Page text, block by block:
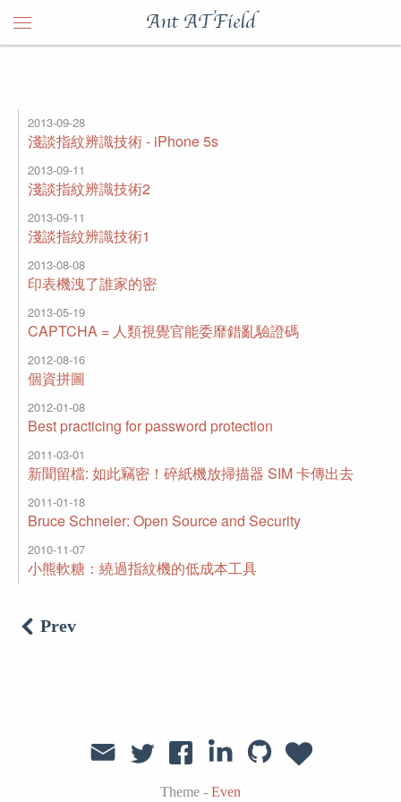
Ant ATField
2013-09-28
淺談指紋辨識技術 - iPhone 5s
2013-09-11
淺談指紋辨識技術2
2013-09-11
淺談指紋辨識技術1
2013-08-08
印表機洩了誰家的密
2013-05-19
CAPTCHA = 人類視覺官能委靡錯亂驗證碼
2012-08-16
個資拼圖
2012-01-08
Best practicing for password protection
2011-03-01
新聞留檔: 如此竊密！碎紙機放掃描器 SIM 卡傳出去
2011-01-18
Bruce Schneier: Open Source and Security
2010-11-07
小熊軟糖：繞過指紋機的低成本工具
Prev
Theme - Even